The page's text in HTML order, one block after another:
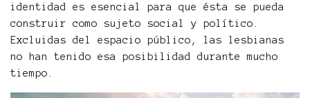
identidad es esencial para que ésta se pueda
construir como sujeto social y político.
Excluidas del espacio público, las lesbianas
no han tenido esa posibilidad durante mucho
tiempo.